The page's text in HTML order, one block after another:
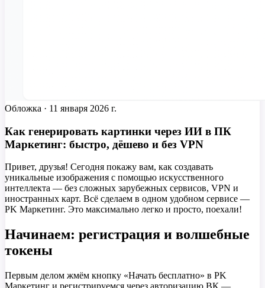
Обложка · 11 января 2026 г.
Как генерировать картинки через ИИ в ПК
Маркетинг: быстро, дёшево и без VPN
Привет, друзья! Сегодня покажу вам, как создавать
уникальные изображения с помощью искусственного
интеллекта — без сложных зарубежных сервисов, VPN и
иностранных карт. Всё сделаем в одном удобном сервисе —
PK Маркетинг. Это максимально легко и просто, поехали!
Начинаем: регистрация и волшебные
токены
Первым делом жмём кнопку «Начать бесплатно» в PK
Маркетинг и регистрируемся через авторизацию ВК —